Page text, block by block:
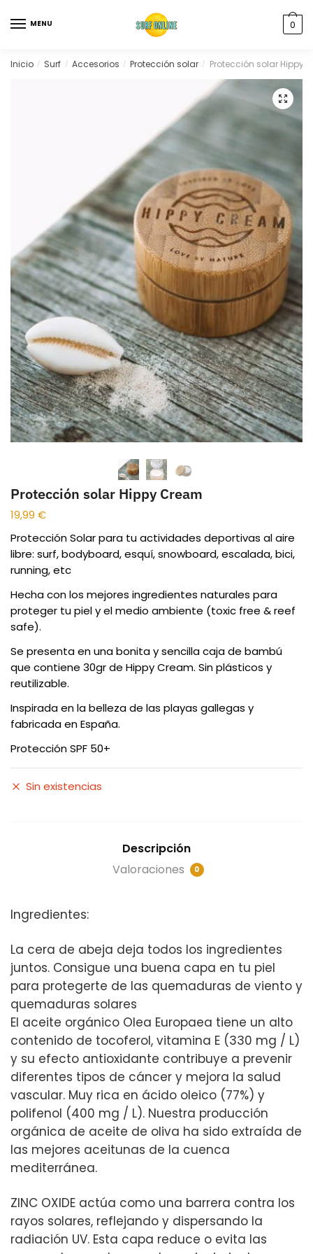
MENU 0
Inicio / Surf / Accesorios / Protección solar / Protección solar Hippy
🔍
Protección solar Hippy Cream
19,99 €
Protección Solar para tu actividades deportivas al aire
libre: surf, bodyboard, esquí, snowboard, escalada, bici,
running, etc
Hecha con los mejores ingredientes naturales para
proteger tu piel y el medio ambiente (toxic free & reef
safe).
Se presenta en una bonita y sencilla caja de bambú
que contiene 30gr de Hippy Cream. Sin plásticos y
reutilizable.
Inspirada en la belleza de las playas gallegas y
fabricada en España.
Protección SPF 50+
Sin existencias
Descripción
Valoraciones
0
Ingredientes:
La cera de abeja deja todos los ingredientes
juntos. Consigue una buena capa en tu piel
para protegerte de las quemaduras de viento y
quemaduras solares
El aceite orgánico Olea Europaea tiene un alto
contenido de tocoferol, vitamina E (330 mg / L)
y su efecto antioxidante contribuye a prevenir
diferentes tipos de cáncer y mejora la salud
vascular. Muy rica en ácido oleico (77%) y
polifenol (400 mg / L). Nuestra producción
orgánica de aceite de oliva ha sido extraída de
las mejores aceitunas de la cuenca
mediterránea.
ZINC OXIDE actúa como una barrera contra los
rayos solares, reflejando y dispersando la
radiación UV. Esta capa reduce o evita las